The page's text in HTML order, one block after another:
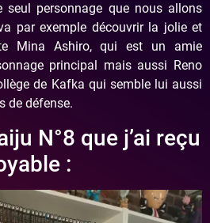
seul personnage que nous allons
par exemple découvrir la jolie et
Mina Ashiro, qui est un amie
principal mais aussi Reno
de Kafka qui semble lui aussi
de défense.
N°8 que j’ai reçu
: